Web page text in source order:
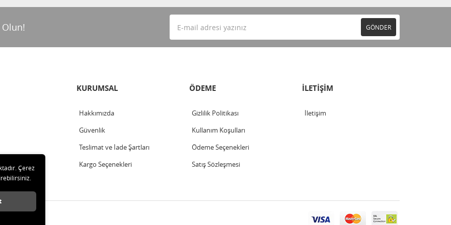
GÖNDER
KURUMSAL
Hakkımızda
Güvenlik
Teslimat ve İade Şartları
Kargo Seçenekleri
ÖDEME
Gizlilik Politikası
Kullanım Koşulları
Ödeme Seçenekleri
Satış Sözleşmesi
İLETİŞİM
İletişim
Çerez